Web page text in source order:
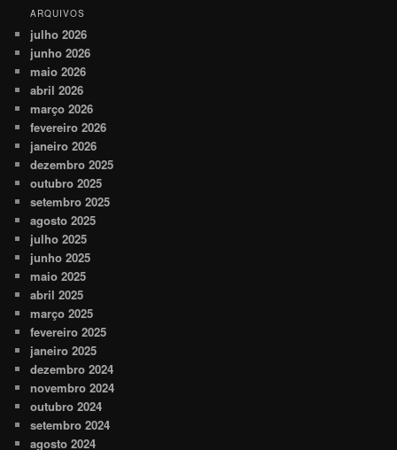
ARQUIVOS
julho 2026
junho 2026
maio 2026
abril 2026
março 2026
fevereiro 2026
janeiro 2026
dezembro 2025
outubro 2025
setembro 2025
agosto 2025
julho 2025
junho 2025
maio 2025
abril 2025
março 2025
fevereiro 2025
janeiro 2025
dezembro 2024
novembro 2024
outubro 2024
setembro 2024
agosto 2024